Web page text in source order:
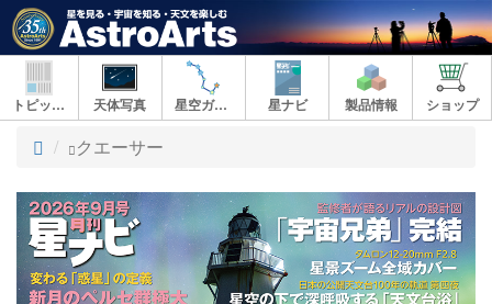
トピックス 天体写真 星空ガイド 星ナビ 製品情報 ショップ
ト
プ
クエーサー